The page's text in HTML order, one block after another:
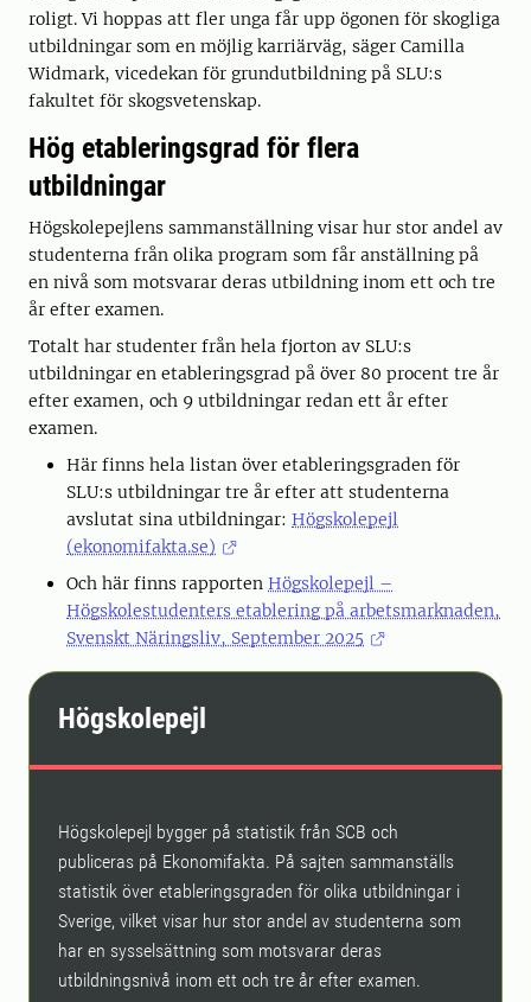
roligt. Vi hoppas att fler unga får upp ögonen för skogliga
utbildningar som en möjlig karriärväg, säger Camilla
Widmark, vicedekan för grundutbildning på SLU:s
fakultet för skogsvetenskap.
Hög etableringsgrad för flera
utbildningar
Högskolepejlens sammanställning visar hur stor andel av
studenterna från olika program som får anställning på
en nivå som motsvarar deras utbildning inom ett och tre
år efter examen.
Totalt har studenter från hela fjorton av SLU:s
utbildningar en etableringsgrad på över 80 procent tre år
efter examen, och 9 utbildningar redan ett år efter
examen.
Här finns hela listan över etableringsgraden för
SLU:s utbildningar tre år efter att studenterna
avslutat sina utbildningar: Högskolepejl
(ekonomifakta.se)
Och här finns rapporten Högskolepejl –
Högskolestudenters etablering på arbetsmarknaden,
Svenskt Näringsliv, September 2025
Högskolepejl
Högskolepejl bygger på statistik från SCB och
publiceras på Ekonomifakta. På sajten sammanställs
statistik över etableringsgraden för olika utbildningar i
Sverige, vilket visar hur stor andel av studenterna som
har en sysselsättning som motsvarar deras
utbildningsnivå inom ett och tre år efter examen.